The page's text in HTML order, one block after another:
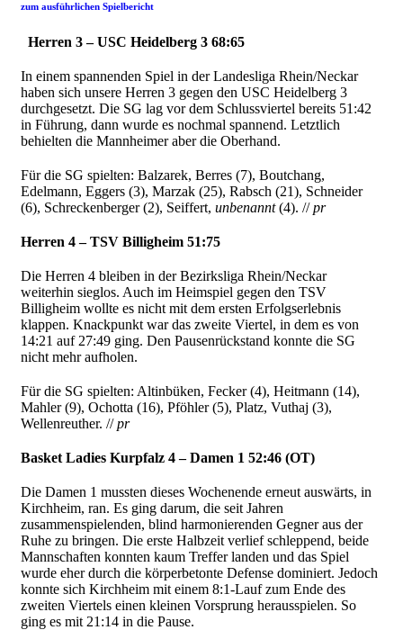
zum ausführlichen Spielbericht
Herren 3 – USC Heidelberg 3 68:65
In einem spannenden Spiel in der Landesliga Rhein/Neckar
haben sich unsere Herren 3 gegen den USC Heidelberg 3
durchgesetzt. Die SG lag vor dem Schlussviertel bereits 51:42
in Führung, dann wurde es nochmal spannend. Letztlich
behielten die Mannheimer aber die Oberhand.
Für die SG spielten: Balzarek, Berres (7), Boutchang,
Edelmann, Eggers (3), Marzak (25), Rabsch (21), Schneider
(6), Schreckenberger (2), Seiffert, unbenannt(4). //pr
Herren 4 – TSV Billigheim 51:75
Die Herren 4 bleiben in der Bezirksliga Rhein/Neckar
weiterhin sieglos. Auch im Heimspiel gegen den TSV
Billigheim wollte es nicht mit dem ersten Erfolgserlebnis
klappen. Knackpunkt war das zweite Viertel, in dem es von
14:21 auf 27:49 ging. Den Pausenrückstand konnte die SG
nicht mehr aufholen.
Für die SG spielten: Altinbüken, Fecker (4), Heitmann (14),
Mahler (9), Ochotta (16), Pföhler (5), Platz, Vuthaj (3),
Wellenreuther. //pr
Basket Ladies Kurpfalz 4 – Damen 1 52:46 (OT)
Die Damen 1 mussten dieses Wochenende erneut auswärts, in
Kirchheim, ran. Es ging darum, die seit Jahren
zusammenspielenden, blind harmonierenden Gegner aus der
Ruhe zu bringen. Die erste Halbzeit verlief schleppend, beide
Mannschaften konnten kaum Treffer landen und das Spiel
wurde eher durch die körperbetonte Defense dominiert. Jedoch
konnte sich Kirchheim mit einem 8:1-Lauf zum Ende des
zweiten Viertels einen kleinen Vorsprung herausspielen. So
ging es mit 21:14 in die Pause.